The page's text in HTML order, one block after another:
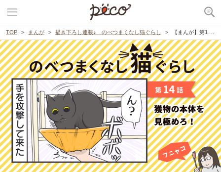
TOP まんが 描き下ろし連載♪ のべつまくなし猫ぐらし 【まんが】第14話：【獲物の本体を見極めろ！】まんが描き下ろし連載♪ のべつまくなし猫ぐらし